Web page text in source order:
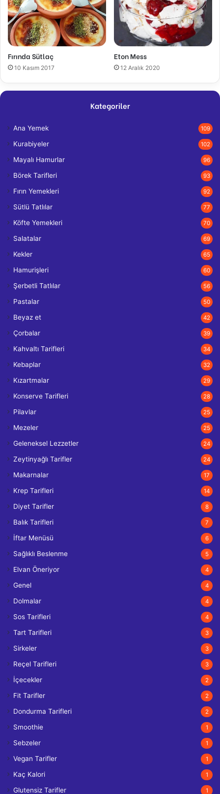
Fırında Sütlaç
10 Kasım 2017
Eton Mess
12 Aralık 2020
Kategoriler
Ana Yemek 109
Kurabiyeler 102
Mayalı Hamurlar 96
Börek Tarifleri 93
Fırın Yemekleri 92
Sütlü Tatlılar 77
Köfte Yemekleri 70
Salatalar 69
Kekler 65
Hamurişleri 60
Şerbetli Tatlılar 56
Pastalar 50
Beyaz et 42
Çorbalar 39
Kahvaltı Tarifleri 34
Kebaplar 32
Kızartmalar 29
Konserve Tarifleri 28
Pilavlar 25
Mezeler 25
Geleneksel Lezzetler 24
Zeytinyağlı Tarifler 24
Makarnalar 17
Krep Tarifleri 14
Diyet Tarifler 8
Balık Tarifleri 7
İftar Menüsü 6
Sağlıklı Beslenme 5
Elvan Öneriyor 4
Genel 4
Dolmalar 4
Sos Tarifleri 4
Tart Tarifleri 3
Sirkeler 3
Reçel Tarifleri 3
İçecekler 2
Fit Tarifler 2
Dondurma Tarifleri 2
Smoothie 1
Sebzeler 1
Vegan Tarifler 1
Kaç Kalori 1
Glutensiz Tarifler 1